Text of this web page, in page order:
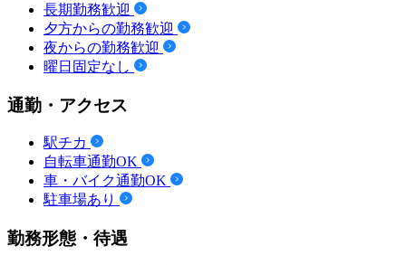
長期勤務歓迎
夕方からの勤務歓迎
夜からの勤務歓迎
曜日固定なし
通勤・アクセス
駅チカ
自転車通勤OK
車・バイク通勤OK
駐車場あり
勤務形態・待遇